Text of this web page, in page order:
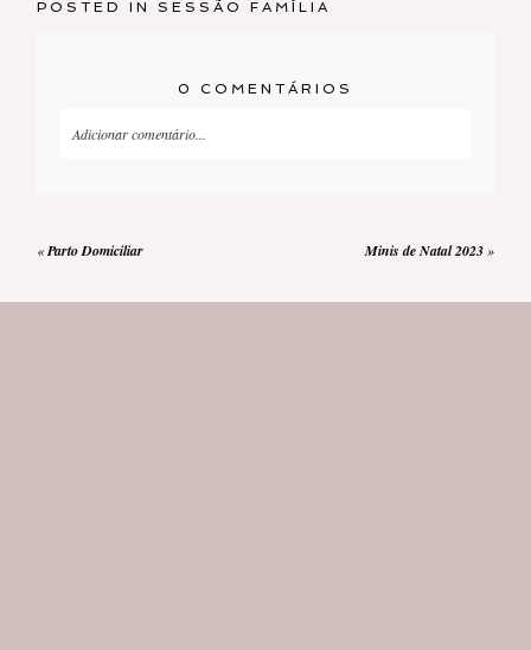
POSTED IN SESSÃO FAMÍLIA
0 COMENTÁRIOS
Adicionar comentário...
«Parto Domiciliar Minis de Natal 2023 »